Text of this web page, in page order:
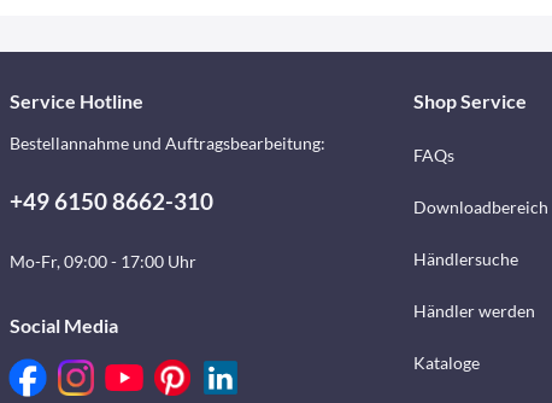
Service Hotline
Bestellannahme und Auftragsbearbeitung:
+49 6150 8662-310
Mo-Fr, 09:00 - 17:00 Uhr
Social Media
Shop Service
FAQs
Downloadbereich
Händlersuche
Händler werden
Kataloge